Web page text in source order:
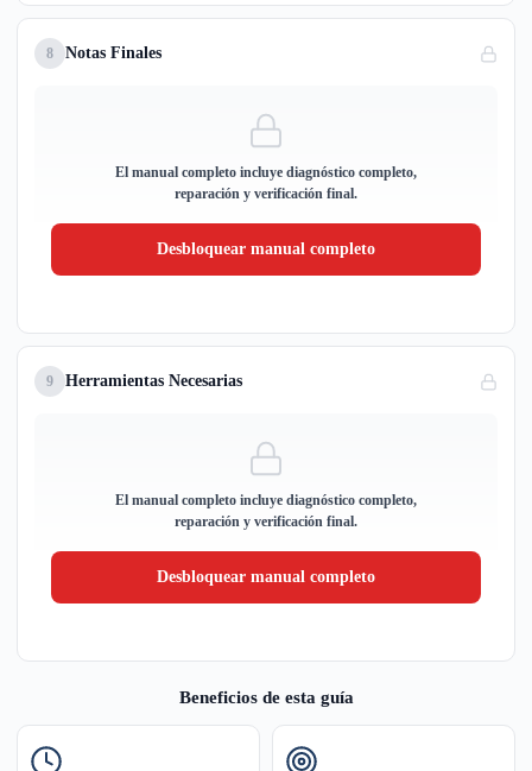
8 Notas Finales
El manual completo incluye diagnóstico completo,
reparación y verificación final.
Desbloquear manual completo
9 Herramientas Necesarias
El manual completo incluye diagnóstico completo,
reparación y verificación final.
Desbloquear manual completo
Beneficios de esta guía